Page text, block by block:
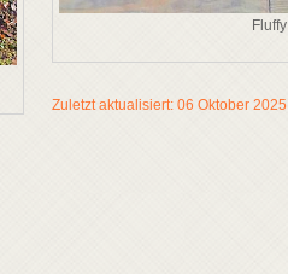
Fluffy
Zuletzt aktualisiert: 06 Oktober 2025